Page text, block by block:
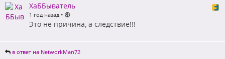
ХаББыватель
1 год назад •
Это не причина, а следствие!!!
в ответ на NetworkMan72